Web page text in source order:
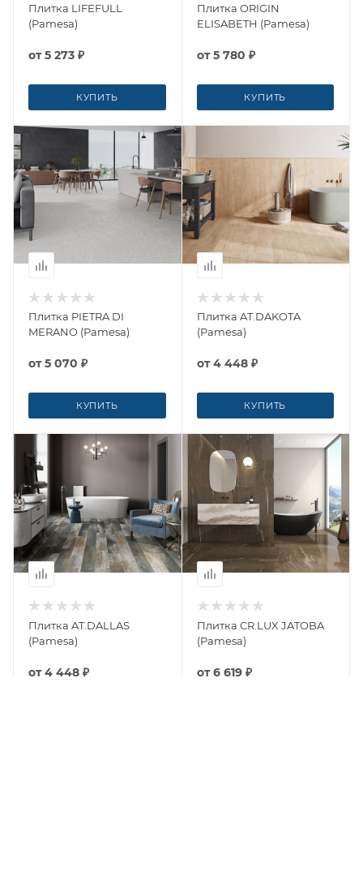
Плитка LIFEFULL
(Pamesa)
от5 273 ₽
КУПИТЬ
Плитка ORIGIN
ELISABETH (Pamesa)
от5 780 ₽
КУПИТЬ
Плитка PIETRA DI
MERANO (Pamesa)
от5 070 ₽
КУПИТЬ
Плитка AT.DAKOTA
(Pamesa)
от4 448 ₽
КУПИТЬ
Плитка AT.DALLAS
(Pamesa)
от4 448 ₽
Плитка CR.LUX JATOBA
(Pamesa)
от6 619 ₽